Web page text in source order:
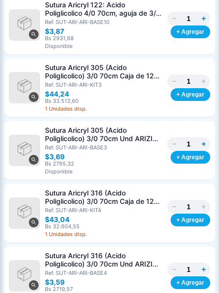
Sutura Aricryl 122: Acido
Poliglicolico 4/0 70cm, aguja de 3/8
Corte Inverso 19mm Und ARIZI
Absorbible
Ref. SUT-ARI-ARI-BASE10
$3,87
Bs 2931,68
Disponible
− +
+ Agregar
Sutura Aricryl 305 (Acido
Poliglicolico) 3/0 70cm Caja de 12
Unds ARIZI Aguja de 1/2 Circulo
Punta Conica 17mm
Ref. SUT-ARI-ARI-KIT3
$44,24
Bs 33.513,60
1 Unidades disp.
− +
+ Agregar
Sutura Aricryl 305 (Acido
Poliglicolico) 3/0 70cm Und ARIZI
Aguja de 1/2 Circulo Punta Conica
17mm
Ref. SUT-ARI-ARI-BASE3
$3,69
Bs 2795,32
Disponible
− +
+ Agregar
Sutura Aricryl 316 (Acido
Poliglicolico) 3/0 70cm Caja de 12
Unds ARIZI Aguja de 1/2 Circulo
Punta Conica 26mm
Ref. SUT-ARI-ARI-KIT4
$43,04
Bs 32.604,55
1 Unidades disp.
− +
+ Agregar
Sutura Aricryl 316 (Acido
Poliglicolico) 3/0 70cm Und ARIZI
Aguja de 1/2 Circulo Punta Conica
26mm
Ref. SUT-ARI-ARI-BASE4
$3,59
Bs 2719,57
− +
+ Agregar